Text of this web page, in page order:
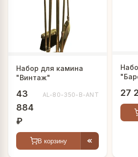
Набор для камина
"Винтаж"
43
884
₽
AL-80-350-B-ANT
В корзину
27